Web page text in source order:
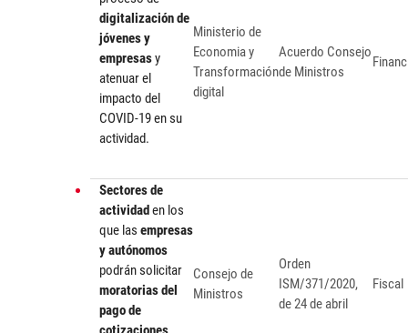
digitalización de
jóvenes y
empresasy
atenuar el
impacto del
COVID-19 en su
actividad.
Ministerio de
Economia y
Transformación
digital
Acuerdo Consejo
de Ministros
Sectores de
actividaden los
que las empresas
y autónomos
podrán solicitar
moratorias del
pago de
Consejo de
Ministros
Orden
ISM/371/2020,
de 24 de abril
Fiscal